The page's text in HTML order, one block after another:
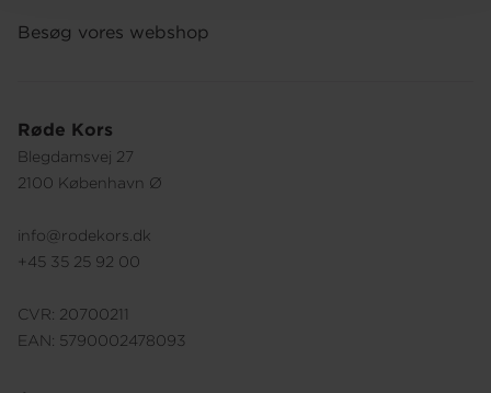
Røde Kors
Blegdamsvej 27
2100 København Ø
info@rodekors.dk
+45 35 25 92 00
CVR: 20700211
EAN: 5790002478093
Besøg vores webshop